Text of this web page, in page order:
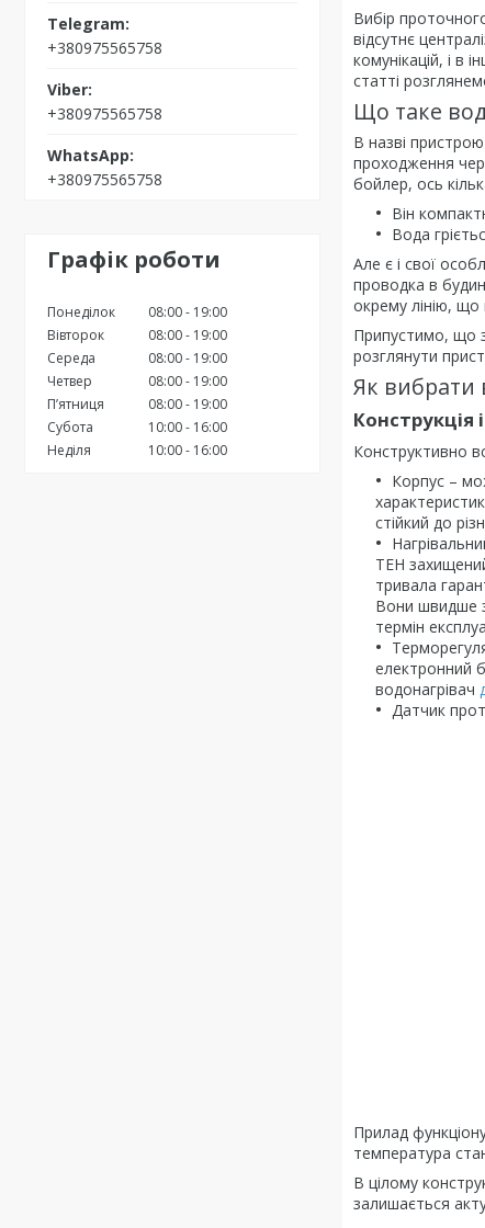
+380975565758
+380975565758
+380975565758
Графік роботи
Понеділок 08:00
19:00
Вівторок
08:00
19:00
Середа
08:00
19:00
Четвер
08:00
19:00
Пʼятниця
08:00
19:00
Субота
10:00
16:00
Неділя
10:00 16:00
Вибір
відсутнє
комунікацій, і в
статті
Що таке
В назві
проходження
бойлер, ось
Він
Вода
Але є і свої
проводка в
окрему лінію, що
Припустимо, що
розглянути
Як вибрати
Конструкція
Конструктивно
Корпус –
стійкий до
ТЕН
тривала
Вони швидше
термін
електронний
водонагрівач
Датчик
Прилад
температура
В цілому
залишається